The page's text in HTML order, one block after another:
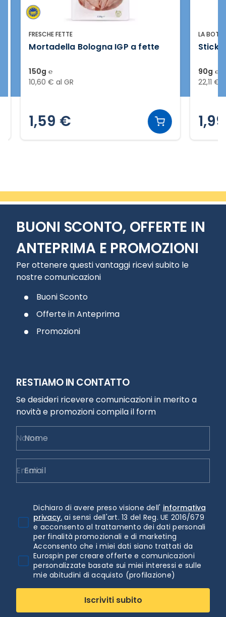
FRESCHE FETTE
Mortadella Bologna IGP a fette
150g ℮
10,60 € al GR
1,59 €
LA
Stick di
90g ℮
22,11 € al
1,99
BUONI SCONTO, OFFERTE IN
ANTEPRIMA E PROMOZIONI
Per ottenere questi vantaggi ricevi subito le
nostre comunicazioni
Buoni Sconto
Offerte in Anteprima
Promozioni
RESTIAMO IN CONTATTO
Se desideri ricevere comunicazioni in merito a
novità e promozioni compila il form
Nome
Email
Dichiaro di avere preso visione dell' informativa
privacy. ai sensi dell'art. 13 del Reg. UE 2016/679
e acconsento al trattamento dei dati personali
per finalità promozionali e di marketing
Acconsento che i miei dati siano trattati da
Eurospin per creare offerte e comunicazioni
personalizzate basate sui miei interessi e sulle
mie abitudini di acquisto (profilazione)
Iscriviti subito